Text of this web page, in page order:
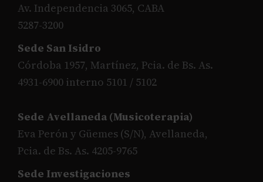
Av. Independencia 3065, CABA
5287-3200
Sede San Isidro
Córdoba 1957, Martínez, Pcia. de Bs. As.
4931-6900 interno 5101 / 5102
Sede Avellaneda (Musicoterapia)
Eva Perón y Güemes (S/N), Avellaneda,
Pcia. de Bs. As. 4205-9765
Sede Investigaciones